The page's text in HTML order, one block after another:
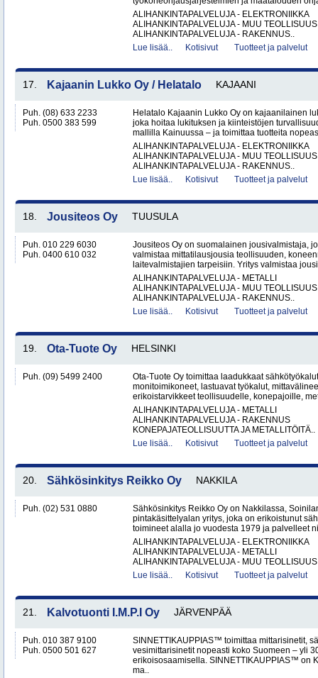
ALIHANKINTAPALVELUJA - ELEKTRONIIKKA
ALIHANKINTAPALVELUJA - MUU TEOLLISUUS
ALIHANKINTAPALVELUJA - RAKENNUS..
Lue lisää..
Kotisivut Tuotteet ja palvelut
17. Kajaanin Lukko Oy / Helatalo KAJAANI
Puh. (08) 633 2233
Puh. 0500 383 599
Helatalo Kajaanin Lukko Oy on kajaanilainen
joka hoitaa lukituksen ja kiinteistöjen
mallilla Kainuussa – ja toimittaa tuotteita
ALIHANKINTAPALVELUJA - ELEKTRONIIKKA
ALIHANKINTAPALVELUJA - MUU TEOLLISUUS
ALIHANKINTAPALVELUJA - RAKENNUS..
Lue lisää..
Kotisivut Tuotteet ja palvelut
18. Jousiteos Oy TUUSULA
Puh. 010 229 6030
Puh. 0400 610 032
Jousiteos Oy on suomalainen jousivalmistaja,
valmistaa mittatilausjousia teollisuuden,
laitevalmistajien tarpeisiin. Yritys valmistaa
ALIHANKINTAPALVELUJA - METALLI
ALIHANKINTAPALVELUJA - MUU TEOLLISUUS
ALIHANKINTAPALVELUJA - RAKENNUS..
Lue lisää..
Kotisivut Tuotteet ja palvelut
19. Ota-Tuote Oy HELSINKI
Puh. (09) 5499 2400
Ota-Tuote Oy toimittaa laadukkaat
monitoimikoneet, lastuavat työkalut,
erikoistarvikkeet teollisuudelle, konepajoille,
ALIHANKINTAPALVELUJA - METALLI
ALIHANKINTAPALVELUJA - RAKENNUS
KONEPAJATEOLLISUUTTA JA METALLITÖITÄ..
Lue lisää..
Kotisivut Tuotteet ja palvelut
20. Sähkösinkitys Reikko Oy NAKKILA
Puh. (02) 531 0880
Sähkösinkitys Reikko Oy on Nakkilassa,
pintakäsittelyalan yritys, joka on erikoistunut
toimineet alalla jo vuodesta 1979 ja palvelleet
ALIHANKINTAPALVELUJA - ELEKTRONIIKKA
ALIHANKINTAPALVELUJA - METALLI
ALIHANKINTAPALVELUJA - MUU
Lue lisää..
Kotisivut Tuotteet ja palvelut
21. Kalvotuonti I.M.P.I Oy JÄRVENPÄÄ
Puh. 010 387 9100
Puh. 0500 501 627
SINNETTIKAUPPIAS™ toimittaa mittarisinetit,
vesimittarisinetit nopeasti koko Suomeen – yli
erikoisosaamisella. SINNETTIKAUPPIAS™ on
ma..